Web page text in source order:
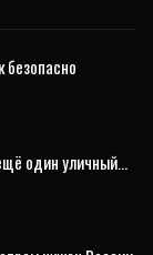
безопасно
один уличный…